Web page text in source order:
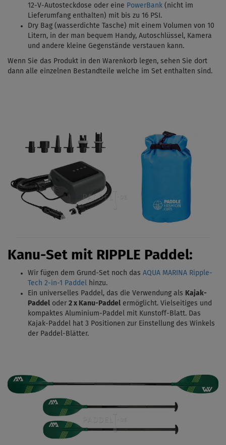
12-V-Autosteckdose oder eine PowerBank (nicht im
Lieferumfang enthalten) mit bis zu 16 PSI.
Dry Bag (wasserdichte Tasche) mit einem Volumen von 10
Litern, in der man bequem Handy, Autoschlüssel, Kamera
und andere kleine Gegenstände verstauen kann.
Wenn Sie das Produkt in den Warenkorb legen, sehen Sie dort
dann alle einzelnen Bestandteile welche im Set enthalten sind.
Kanu-Set mit RIPPLE Paddel:
Wir fügen dem Grund-Set noch das AQUA MARINA Ripple-
Tech 2-in-1 Paddel hinzu.
Ein universelles Paddel, das die Verwendung als Kajak-
Paddel oder 2 x Kanu-Paddel ermöglicht. Vielseitiges und
kompaktes Aluminium-Paddel mit Kunstoff-Blatt. Das
Kajak-Paddel hat 3 Positionen zur Einstellung des Winkels
der Paddel-Blätter.